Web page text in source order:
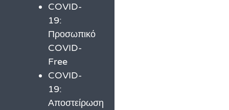
COVID-
19:
Προσωπικό
COVID-
Free
COVID-
19:
Αποστείρωση